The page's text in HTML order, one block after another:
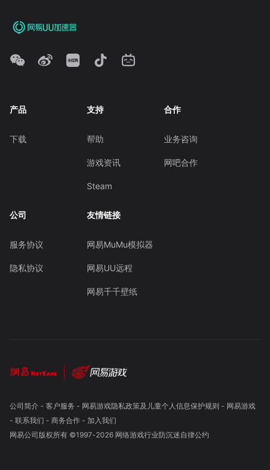
产品
下载
支持
帮助
游戏资讯
Steam
合作
业务咨询
网吧合作
公司
服务协议
隐私协议
友情链接
网易MuMu模拟器
网易UU远程
网易千千壁纸
公司简介- 客户服务 - 网易游戏隐私政策及儿童个人信息保护规则 - 网易游戏
- 联系我们 - 商务合作- 加入我们
网易公司版权所有 ©1997-2026 网络游戏行业防沉迷自律公约